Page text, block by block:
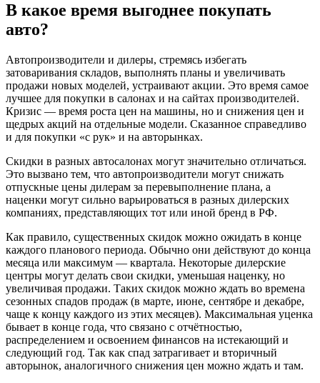
В какое время выгоднее покупать
авто?
Автопроизводители и дилеры, стремясь избегать
затоваривания складов, выполнять планы и увеличивать
продажи новых моделей, устраивают акции. Это время самое
лучшее для покупки в салонах и на сайтах производителей.
Кризис — время роста цен на машины, но и снижения цен и
щедрых акций на отдельные модели. Сказанное справедливо
и для покупки «с рук» и на авторынках.
Скидки в разных автосалонах могут значительно отличаться.
Это вызвано тем, что автопроизводители могут снижать
отпускные цены дилерам за перевыполнение плана, а
наценки могут сильно варьироваться в разных дилерских
компаниях, представляющих тот или иной бренд в РФ.
Как правило, существенных скидок можно ожидать в конце
каждого планового периода. Обычно они действуют до конца
месяца или максимум — квартала. Некоторые дилерские
центры могут делать свои скидки, уменьшая наценку, но
увеличивая продажи. Таких скидок можно ждать во времена
сезонных спадов продаж (в марте, июне, сентябре и декабре,
чаще к концу каждого из этих месяцев). Максимальная уценка
бывает в конце года, что связано с отчётностью,
распределением и освоением финансов на истекающий и
следующий год. Так как спад затрагивает и вторичный
авторынок, аналогичного снижения цен можно ждать и там.